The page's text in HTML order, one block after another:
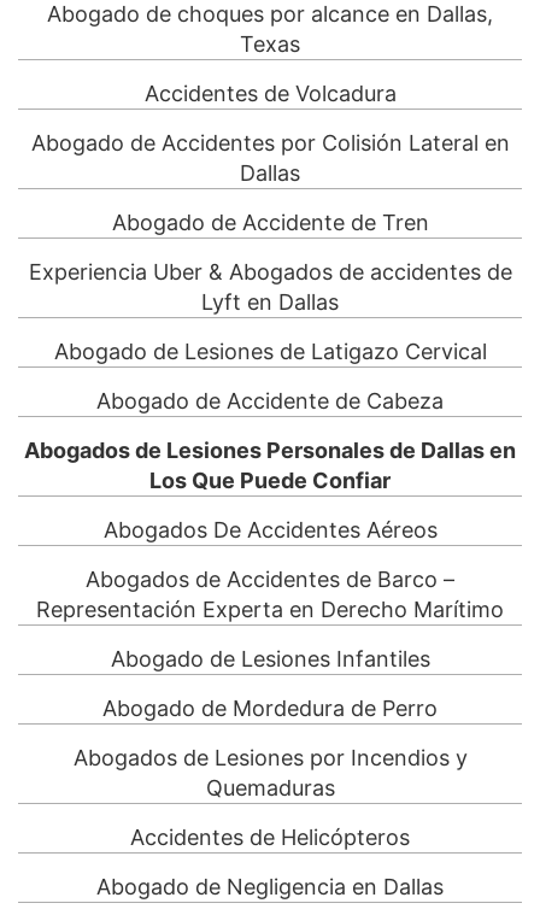
Abogado de choques por alcance en Dallas,
Texas
Accidentes de Volcadura
Abogado de Accidentes por Colisión Lateral en
Dallas
Abogado de Accidente de Tren
Experiencia Uber & Abogados de accidentes de
Lyft en Dallas
Abogado de Lesiones de Latigazo Cervical
Abogado de Accidente de Cabeza
Abogados de Lesiones Personales de Dallas en
Los Que Puede Confiar
Abogados De Accidentes Aéreos
Abogados de Accidentes de Barco –
Representación Experta en Derecho Marítimo
Abogado de Lesiones Infantiles
Abogado de Mordedura de Perro
Abogados de Lesiones por Incendios y
Quemaduras
Accidentes de Helicópteros
Abogado de Negligencia en Dallas